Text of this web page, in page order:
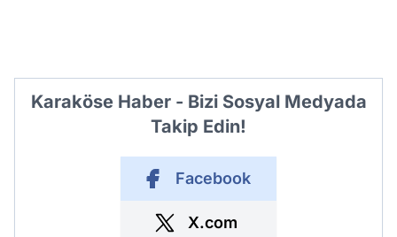
Karaköse Haber - Bizi Sosyal Medyada
Takip Edin!
Facebook
X.com